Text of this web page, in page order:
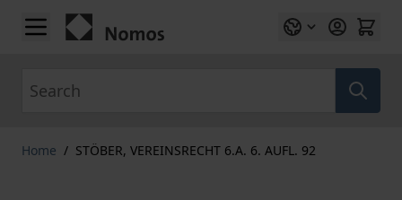
Skip to Content
Home / STÖBER, VEREINSRECHT 6.A. 6. AUFL. 92